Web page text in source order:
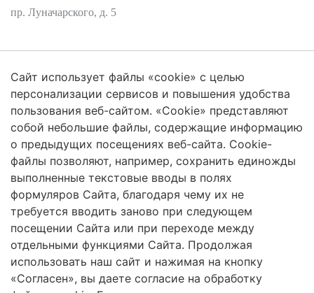
пр. Луначарского, д. 5
Защита персональных данных
2026 Трансформация экосистем
Череповецкий Государственный Университет
ISSN 2619-0931 Online
Контент доступен под лицензиейCreative Commons Attribution 4.0
License
Сайт использует файлы «cookie» с целью
персонализации сервисов и повышения удобства
пользования веб-сайтом. «Cookie» представляют
собой небольшие файлы, содержащие информацию
о предыдущих посещениях веб-сайта. Cookie-
файлы позволяют, например, сохранить единожды
выполненные текстовые вводы в полях
формуляров Сайта, благодаря чему их не
требуется вводить заново при следующем
посещении Сайта или при переходе между
отдельными функциями Сайта. Продолжая
использовать наш сайт и нажимая на кнопку
«Согласен», вы даете согласие на обработку